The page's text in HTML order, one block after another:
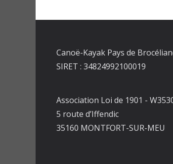
Canoë-Kayak Pays de
SIRET : 34824992100019
Association Loi de 1901 -
5 route d’Iffendic
35160 MONTFORT-SUR-MEU